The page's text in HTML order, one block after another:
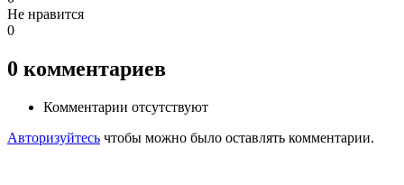
Не нравится
0
0 комментариев
Комментарии отсутствуют
Авторизуйтесь чтобы можно было оставлять комментарии.